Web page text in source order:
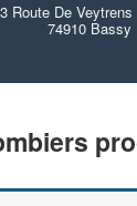
Route De Veytrens
74910 Bassy